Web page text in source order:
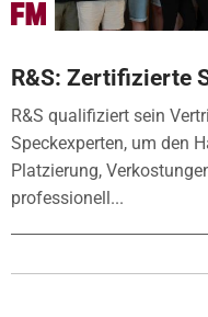
R&S: Zertifizierte
R&S qualifiziert sein
Speckexperten, um den
Platzierung,
professionell...